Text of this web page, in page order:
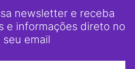
newsletter e receba
e informações direto no
seu email